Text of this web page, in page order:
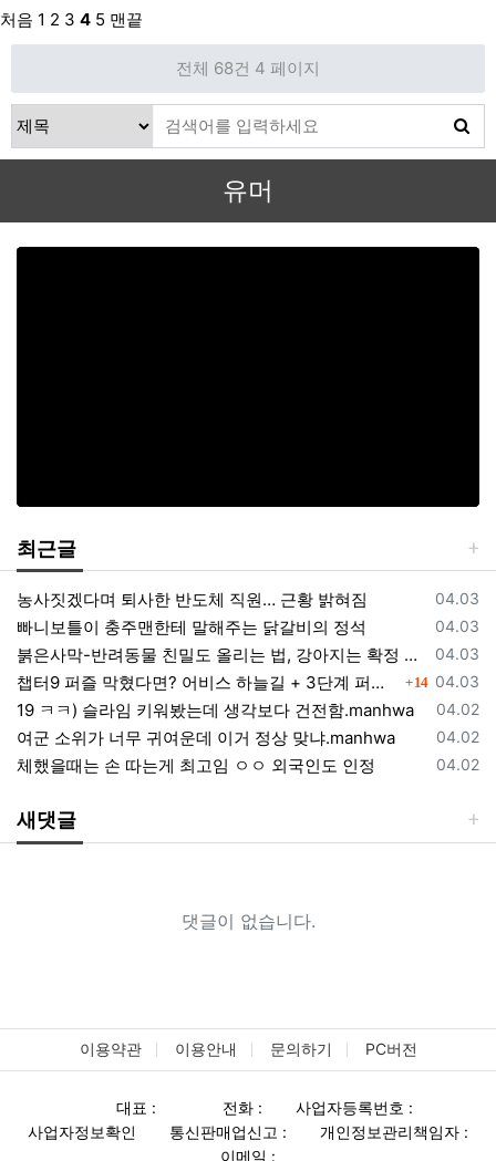
처음 1 2 3 4 5 맨끝
전체 68건 4 페이지
유머
최근글
등록일
04.03
농사짓겠다며 퇴사한 반도체 직원… 근황 밝혀짐
등록일
04.03
빠니보틀이 충주맨한테 말해주는 닭갈비의 정석
등록일
04.03
붉은사막-반려동물 친밀도 올리는 법, 강아지는 확정 고양이는 조건 확인
등록일
04.03
챕터9 퍼즐 막혔다면? 어비스 하늘길 + 3단계 퍼즐 공략 순서 정리 (길찾기 포함) 댓글
14
등록일
04.02
19 ㅋㅋ) 슬라임 키워봤는데 생각보다 건전함.manhwa
등록일
04.02
여군 소위가 너무 귀여운데 이거 정상 맞냐.manhwa
등록일
04.02
체했을때는 손 따는게 최고임 ㅇㅇ 외국인도 인정
새댓글
댓글이 없습니다.
이용약관 이용안내 문의하기 PC버전
대표 : 전화 :
사업자등록번호 :
사업자정보확인
통신판매업신고 :
개인정보관리책임자 :
이메일 :